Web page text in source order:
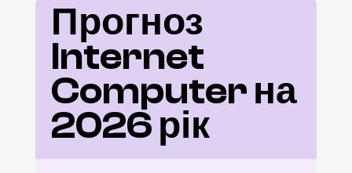
Прогноз
Internet
Computer на
2026 рік